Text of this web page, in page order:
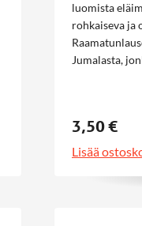
luomista
rohkaiseva ja
Jumalasta,
3,50 €
Lisää